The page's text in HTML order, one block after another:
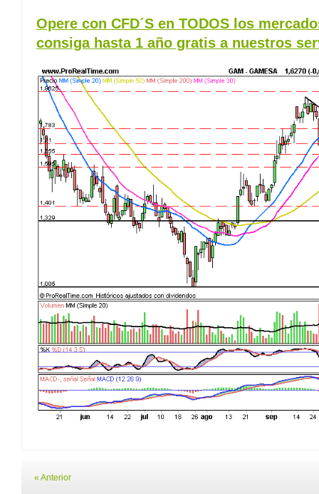
Opere con CFD´S en TODOS los
consiga hasta 1 año gratis a nuestros
« Anterior